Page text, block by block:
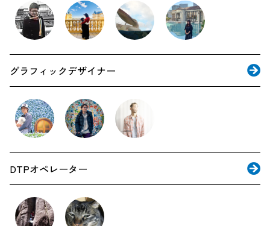
グラフィックデザイナー
DTPオペレーター